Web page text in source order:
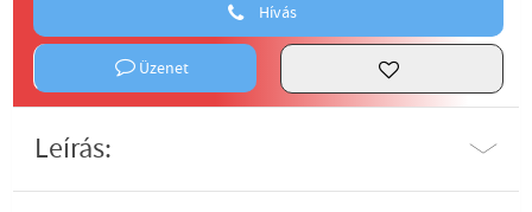
Hívás
Üzenet
Leírás: